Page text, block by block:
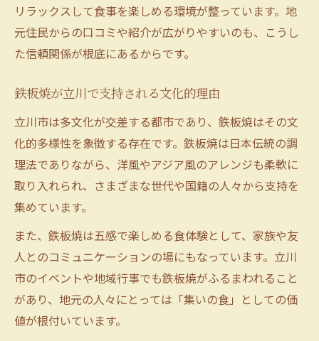
リラックスして食事を楽しめる環境が整っています。地
元住民からの口コミや紹介が広がりやすいのも、こうし
た信頼関係が根底にあるからです。
鉄板焼が立川で支持される文化的理由
立川市は多文化が交差する都市であり、鉄板焼はその文
化的多様性を象徴する存在です。鉄板焼は日本伝統の調
理法でありながら、洋風やアジア風のアレンジも柔軟に
取り入れられ、さまざまな世代や国籍の人々から支持を
集めています。
また、鉄板焼は五感で楽しめる食体験として、家族や友
人とのコミュニケーションの場にもなっています。立川
市のイベントや地域行事でも鉄板焼がふるまわれること
があり、地元の人々にとっては「集いの食」としての価
値が根付いています。